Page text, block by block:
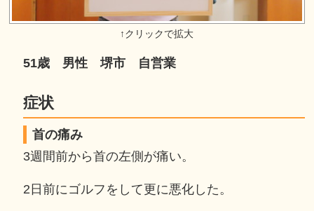
51歳 男性 堺市 自営業
症状
首の痛み
3週間前から首の左側が痛い。
2日前にゴルフをして更に悪化した。